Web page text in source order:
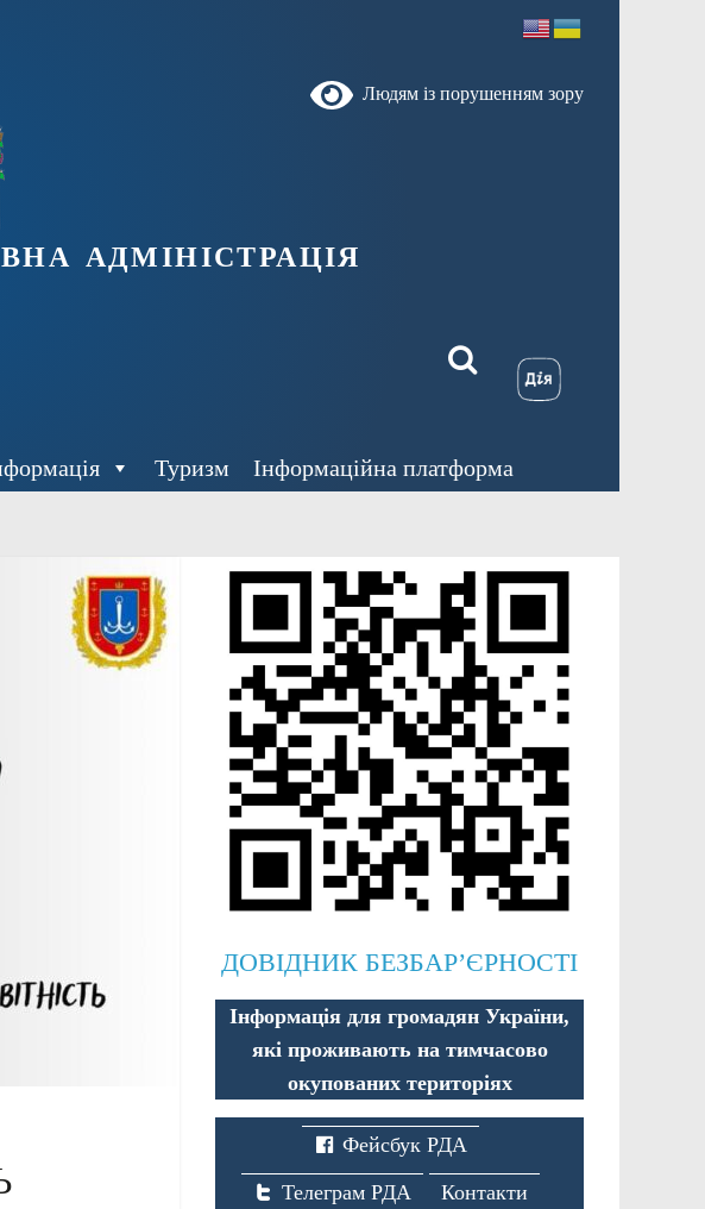
Людям із порушенням зору
адміністрація
Туризм Інформаційна платформа
ДОВІДНИК БЕЗБАР’ЄРНОСТІ
Інформація для громадян України,
які проживають на тимчасово
окупованих територіях
Фейсбук РДА
Телеграм РДА
Контакти